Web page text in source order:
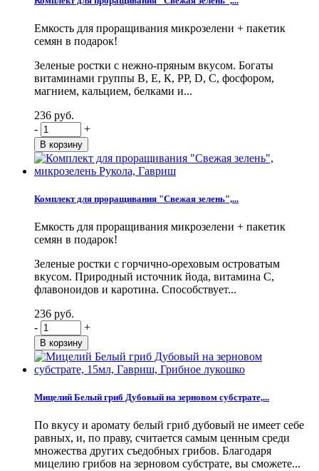
Емкость для проращивания микрозелени + пакетик
семян в подарок!
Зеленые ростки с нежно-пряным вкусом. Богаты
витаминами группы В, Е, К, PP, D, С, фосфором,
магнием, кальцием, белками и...
236 руб.
-
+
Комплект для проращивания "Свежая зелень",...
Емкость для проращивания микрозелени + пакетик
семян в подарок!
Зеленые ростки с горчично-ореховым островатым
вкусом. Природный источник йода, витамина С,
флавоноидов и каротина. Способствует...
236 руб.
-
+
Мицелий Белый гриб Дубовый на зерновом субстрате,...
По вкусу и аромату белый гриб дубовый не имеет себе
равных, и, по праву, считается самым ценным среди
множества других съедобных грибов. Благодаря
мицелию грибов на зерновом субстрате, вы сможете...